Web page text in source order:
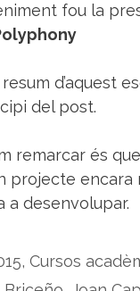
fou la
d’aquest
del post.
remarcar és
projecte encara
a desenvolupar.
, Cursos